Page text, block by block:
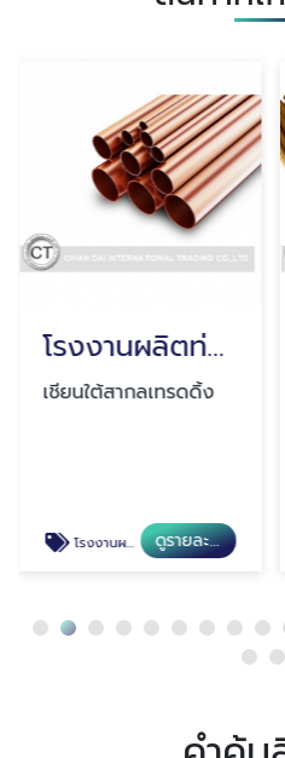
โรงงานผลิตท่อทองแดง สมุทรปราการ
เชียนใต้สากลเทรดดิ้ง
โรงงานผลิตท่อทองแดง สมุทรปราการ ดูรายละเอียด